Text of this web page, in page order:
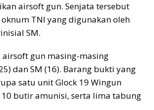
airsoft gun. Senjata tersebut
TNI yang digunakan oleh
SM.
airsoft gun masing-masing
dan SM (16). Barang bukti yang
satu unit Glock 19 Wingun
butir amunisi, serta lima tabung